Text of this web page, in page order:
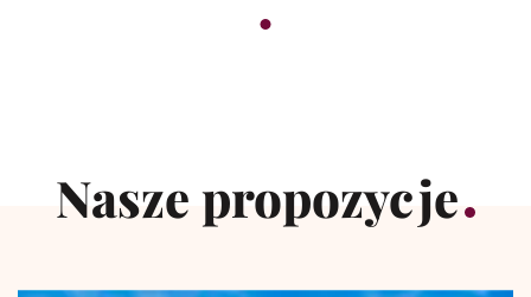
Nasze propozycje